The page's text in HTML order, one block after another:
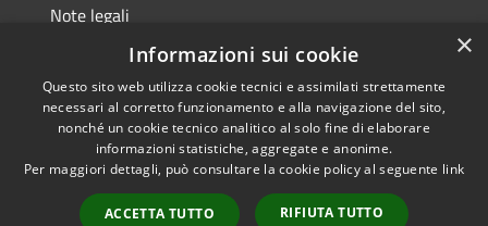
Note legali
Dichiarazione di accessibilità
RSS
Accessibilità
Copyright © 2026 • Comune di
Municipium•
Accesso
×
Informazioni sui cookie
Questo sito web utilizza cookie tecnici e assimilati strettamente
necessari al corretto funzionamento e alla navigazione del sito,
nonché un cookie tecnico analitico al solo fine di elaborare
informazioni statistiche, aggregate e anonime.
Per maggiori dettagli, può consultare la cookie policy al seguente link
ACCETTA TUTTO RIFIUTA TUTTO